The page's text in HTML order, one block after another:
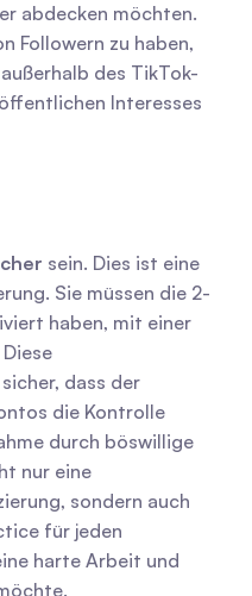
abdecken möchten.
Followern zu haben,
des TikTok-
Interesses
sein. Dies ist eine
Sie müssen die 2-
haben, mit einer
dass der
die Kontrolle
durch böswillige
nur eine
sondern auch
für jeden
harte Arbeit und